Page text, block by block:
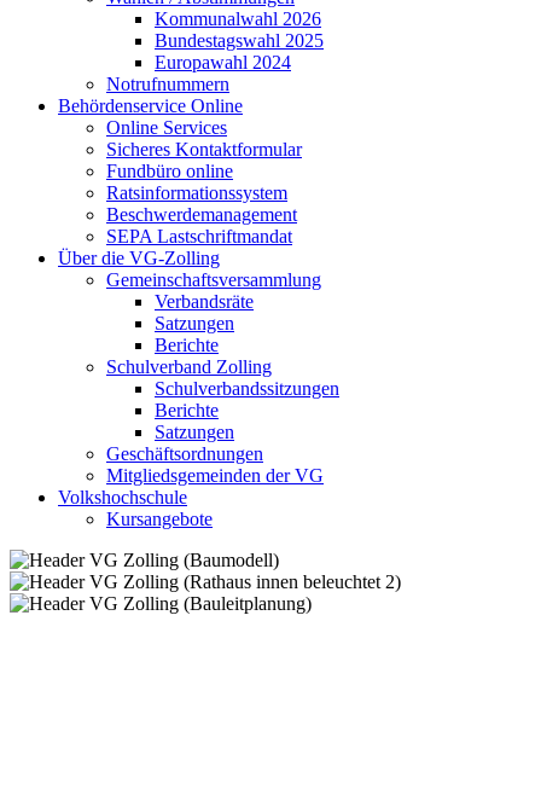
Kommunalwahl 2026
Bundestagswahl 2025
Europawahl 2024
Notrufnummern
Behördenservice Online
Online Services
Sicheres Kontaktformular
Fundbüro online
Ratsinformationssystem
Beschwerdemanagement
SEPA Lastschriftmandat
Über die VG-Zolling
Gemeinschaftsversammlung
Verbandsräte
Satzungen
Berichte
Schulverband Zolling
Schulverbandssitzungen
Berichte
Satzungen
Geschäftsordnungen
Mitgliedsgemeinden der VG
Volkshochschule
Kursangebote